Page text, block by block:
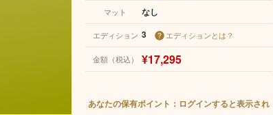
マット
なし
エディション 3 エディションとは？
金額（税込） ¥17,295
あなたの保有ポイント：ログインすると表示され